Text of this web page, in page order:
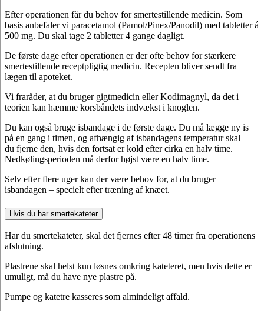
Efter operationen får du behov for smertestillende medicin. Som
basis anbefaler vi paracetamol (Pamol/Pinex/Panodil) med tabletter á
500 mg. Du skal tage 2 tabletter 4 gange dagligt.
De første dage efter operationen er der ofte behov for stærkere
smertestillende receptpligtig medicin. Recepten bliver sendt fra
lægen til apoteket.
Vi fraråder, at du bruger gigtmedicin eller Kodimagnyl, da det i
teorien kan hæmme korsbåndets indvækst i knoglen.
Du kan også bruge isbandage i de første dage. Du må lægge ny is
på en gang i timen, og afhængig af isbandagens temperatur skal
du fjerne den, hvis den fortsat er kold efter cirka en halv time.
Nedkølingsperioden må derfor højst være en halv time.
Selv efter flere uger kan der være behov for, at du bruger
isbandagen – specielt efter træning af knæet.
Hvis du har smertekateter
Har du smertekateter, skal det fjernes efter 48 timer fra operationens
afslutning.
Plastrene skal helst kun løsnes omkring kateteret, men hvis dette er
umuligt, må du have nye plastre på.
Pumpe og katetre kasseres som almindeligt affald.